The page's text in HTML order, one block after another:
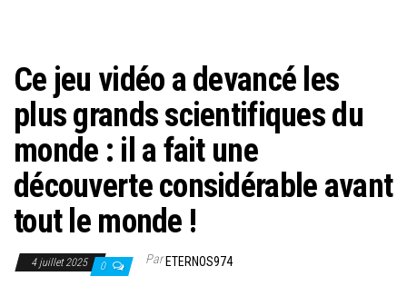
Ce jeu vidéo a devancé les
plus grands scientifiques du
monde : il a fait une
découverte considérable avant
tout le monde !
4 juillet 2025 0 ParETERNOS974